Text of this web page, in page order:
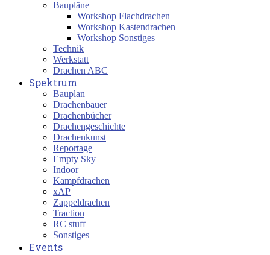
Baupläne
Workshop Flachdrachen
Workshop Kastendrachen
Workshop Sonstiges
Technik
Werkstatt
Drachen ABC
Spektrum
Bauplan
Drachenbauer
Drachenbücher
Drachengeschichte
Drachenkunst
Reportage
Empty Sky
Indoor
Kampfdrachen
xAP
Zappeldrachen
Traction
RC stuff
Sonstiges
Events